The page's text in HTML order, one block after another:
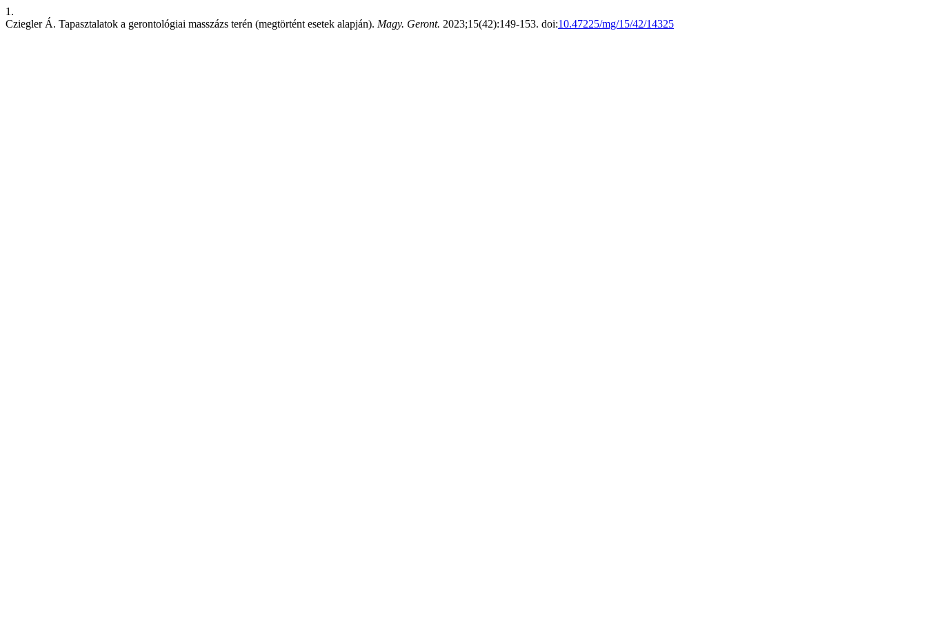
1.
Cziegler Á. Tapasztalatok a gerontológiai masszázs terén (megtörtént esetek alapján). Magy. Geront. 2023;15(42):149-153. doi:10.47225/mg/15/42/14325